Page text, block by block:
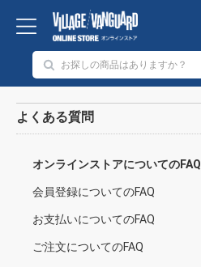
よくある質問
オンラインストアについてのFAQ
会員登録についてのFAQ
お支払いについてのFAQ
ご注文についてのFAQ